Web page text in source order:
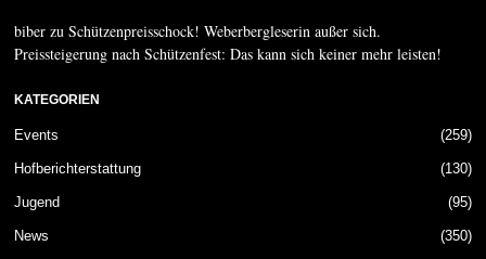
biber zuSchützenpreisschock! Weberbergleserin außer sich.
Preissteigerung nach Schützenfest: Das kann sich keiner mehr leisten!
KATEGORIEN
Events 259
Hofberichterstattung 130
Jugend 95
News 350